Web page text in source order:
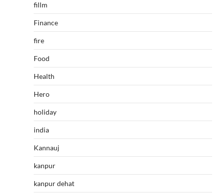
fillm
Finance
fire
Food
Health
Hero
holiday
india
Kannauj
kanpur
kanpur dehat